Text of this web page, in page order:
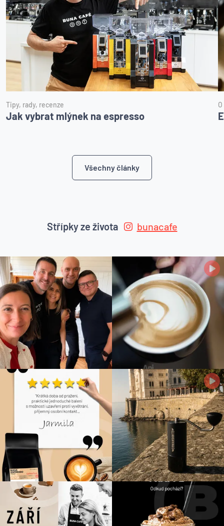
Tipy, rady, recenze
Jak vybrat mlýnek na espresso
Všechny články
Střípky ze života bunacafe